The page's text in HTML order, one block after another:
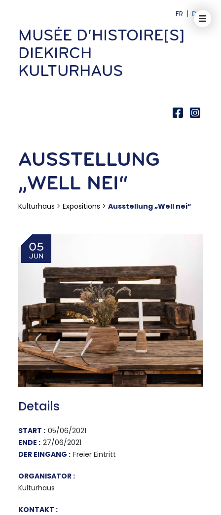
FR DE
MUSÉE D‘HISTOIRE[S]
DIEKIRCH
KULTURHAUS
AUSSTELLUNG
„WELL NEI“
Kulturhaus >Expositions >Ausstellung „Well nei“
05
JUN
Details
START : 05/06/2021
ENDE : 27/06/2021
DER EINGANG : Freier Eintritt
ORGANISATOR :
Kulturhaus
KONTAKT :